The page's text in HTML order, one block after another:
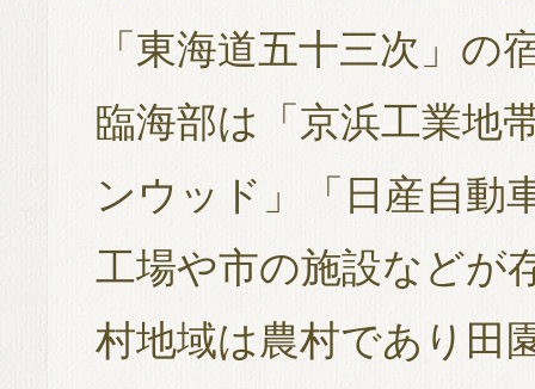
「東海道五十三次」
臨海部は「京浜工業地
ンウッド」「日産自動
工場や市の施設などが
村地域は農村であり田